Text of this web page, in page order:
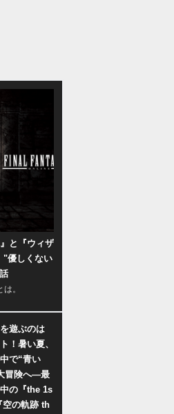
と『ウィザ
"優しくない
。
遊ぶのは
！暑い夏、
で“青い
冒険へ―最
の『the 1s
空の軌跡 th